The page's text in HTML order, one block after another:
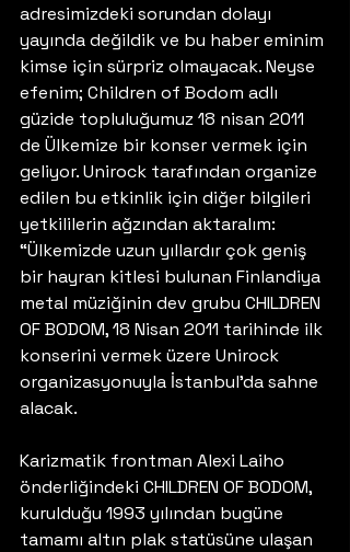
adresimizdeki sorundan dolayı
yayında değildik ve bu haber eminim
kimse için sürpriz olmayacak. Neyse
efenim; Children of Bodom adlı
güzide topluluğumuz 18 nisan 2011
de Ülkemize bir konser vermek için
geliyor. Unirock tarafından organize
edilen bu etkinlik için diğer bilgileri
yetkililerin ağzından aktaralım:
“Ülkemizde uzun yıllardır çok geniş
bir hayran kitlesi bulunan Finlandiya
metal müziğinin dev grubu CHILDREN
OF BODOM, 18 Nisan 2011 tarihinde ilk
konserini vermek üzere Unirock
organizasyonuyla İstanbul’da sahne
alacak.
Karizmatik frontman Alexi Laiho
önderliğindeki CHILDREN OF BODOM,
kurulduğu 1993 yılından bugüne
tamamı altın plak statüsüne ulaşan